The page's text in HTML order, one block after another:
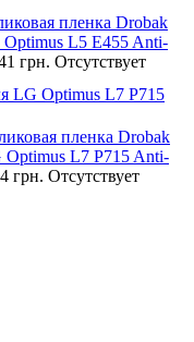
пленка Drobak
Optimus L5 E455 Anti-
грн. Отсутствует
LG Optimus L7 P715
пленка Drobak
Optimus L7 P715 Anti-
грн. Отсутствует